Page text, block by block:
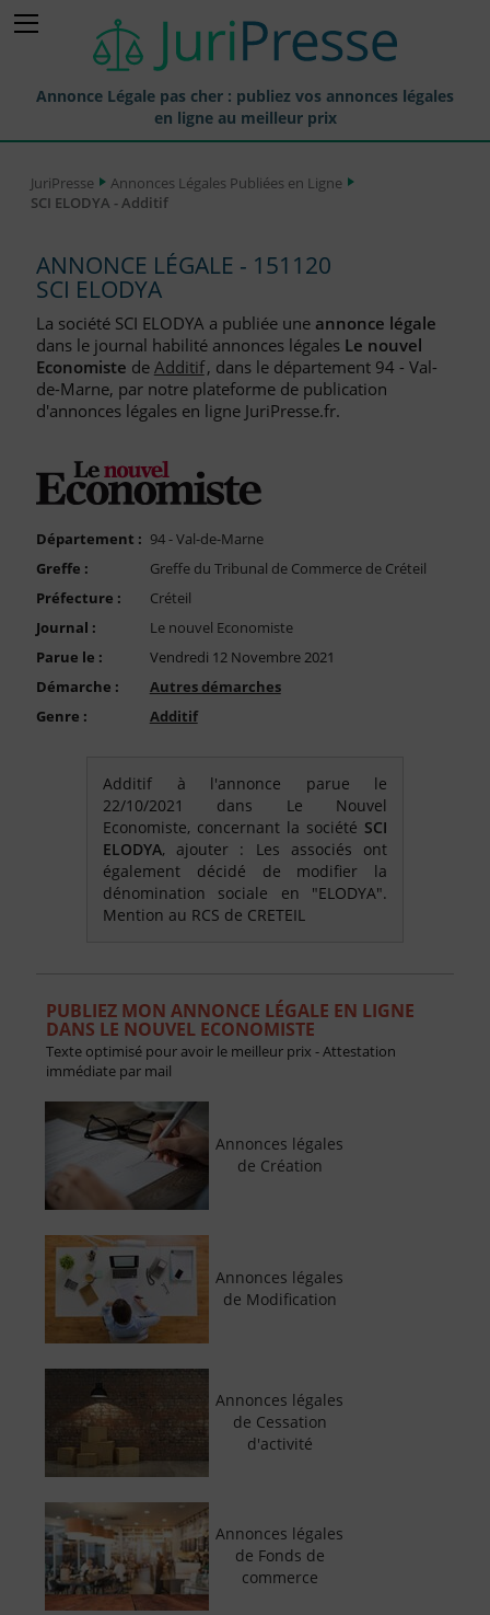
Annonce Légale pas cher : publiez vos annonces légales
en ligne au meilleur prix
Annonces Légales Publiées
Journaux Habilités (JAL) Annonces Légales
Départements pour la Publication d'Annonces Légales
Liste des Greffes
Liste des CCI
FAQ
Nous Contacter
Compte PRO
JuriPresse
Annonces Légales Publiées en Ligne
SCI ELODYA - Additif
ANNONCE LÉGALE - 151120
SCI ELODYA
La société SCI ELODYA a publiée une annonce légale
dans le journal habilité annonces légales Le nouvel
Economiste deAdditif, dans le département 94 - Val-
de-Marne, par notre plateforme de publication
d'annonces légales en ligne JuriPresse.fr.
Département : 94 - Val-de-Marne
Greffe :
Greffe du Tribunal de Commerce de Créteil
Préfecture :
Créteil
Journal :
Le nouvel Economiste
Parue le :
Vendredi 12 Novembre 2021
Démarche :
Autres démarches
Genre :
Additif
Additif à l'annonce parue le
22/10/2021 dans Le Nouvel
Economiste, concernant la société SCI
ELODYA, ajouter : Les associés ont
également décidé de modifier la
dénomination sociale en "ELODYA".
Mention au RCS de CRETEIL
PUBLIEZ MON ANNONCE LÉGALE EN LIGNE
DANS LE NOUVEL ECONOMISTE
Texte optimisé pour avoir le meilleur prix - Attestation
immédiate par mail
Annonces légales
de Création
Annonces légales
de Modification
Annonces légales
de Cessation
d'activité
Annonces légales
de Fonds de
commerce